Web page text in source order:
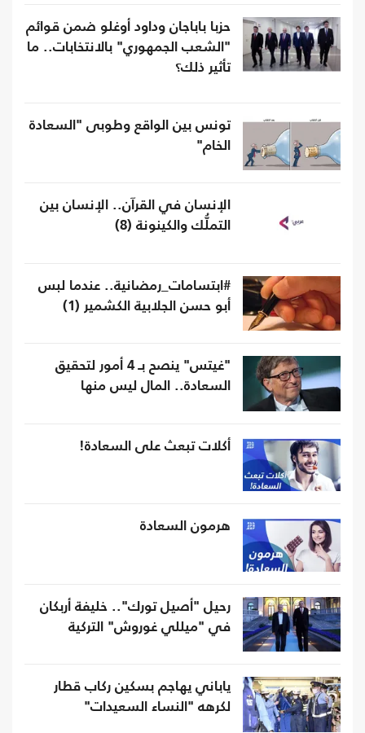
حزبا باباجان وداود أوغلو ضمن قوائم
"الشعب الجمهوري" بالانتخابات.. ما
تأثير ذلك؟
تونس بين الواقع وطوبى "السعادة
الخام"
الإنسان في القرآن.. الإنسان بين
التملُّك والكينونة (8)
#ابتسامات_رمضانية.. عندما لبس
أبو حسن الجلابية الكشمير (1)
"غيتس" ينصح بـ 4 أمور لتحقيق
السعادة.. المال ليس منها
أكلات تبعث على السعادة!
هرمون السعادة
رحيل "أصيل تورك".. خليفة أربكان
في "ميللي غوروش" التركية
ياباني يهاجم بسكين ركاب قطار
لكرهه "النساء السعيدات"